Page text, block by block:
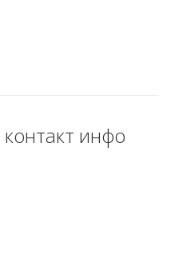
контакт инфо